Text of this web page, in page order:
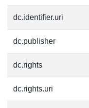
dc.identifier.uri
dc.publisher
dc.rights
dc.rights.uri